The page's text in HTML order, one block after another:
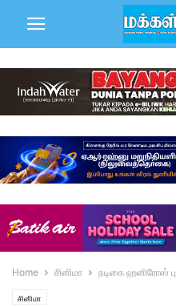
Home சினிமா நடிகை ஹனிரோஸ்
சினிமா